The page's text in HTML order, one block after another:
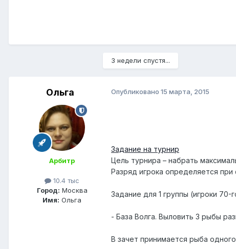
3 недели спустя...
Ольга
Арбитр
10.4 тыс
Город: Москва
Имя: Ольга
Опубликовано 15 марта, 2015
Задание на турнир
Цель турнира – набрать
Разряд игрока определяется
Задание для 1 группы (игроки 70-
- База Волга. Выловить 3 рыбы
В зачет принимается рыба